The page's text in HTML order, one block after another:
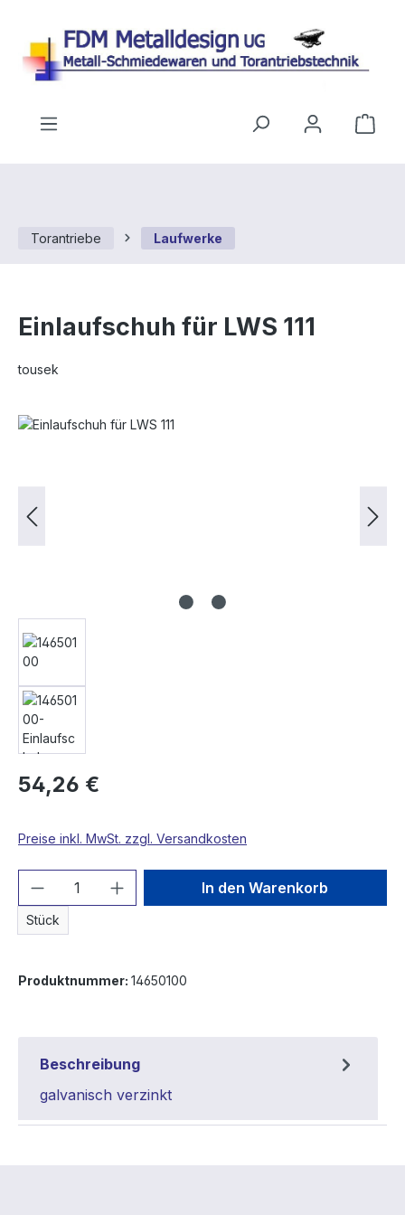
Torantriebe Laufwerke
Einlaufschuh für LWS 111
tousek
Bildergalerie überspringen
54,26 €
Preise inkl. MwSt. zzgl. Versandkosten
Produkt Anzahl: Gib den
Stück
In den Warenkorb
Produktnummer: 14650100
Beschreibung
galvanisch verzinkt